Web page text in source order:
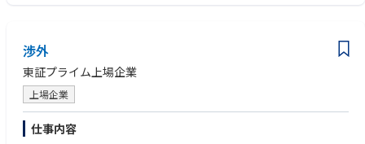
■また、海外事業に係る事業部門と協働で国際渉外活動を推進する社内体
制を整備するとともに、海外事業の推進に際して必要となる国内外の関係
省庁、各国大使館等との対外関係を構築・維持し、プロジェクトの円滑な
遂行を支援頂きます。当社事業に関連する政策動向や業界動向に係る情報
の早期取得や各種対策の立案等、リスク管理も担って頂き、事業機会の最
大化に向けた活動に取り組んで頂きます。
渉外
東証プライム上場企業
上場企業
仕事内容